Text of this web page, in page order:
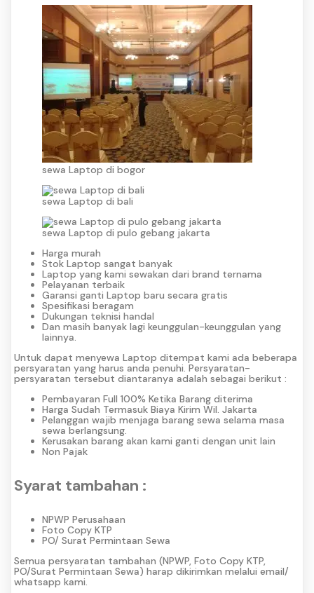
sewa Laptop di bogor
sewa Laptop di bali
sewa Laptop di pulo gebang jakarta
Harga murah
Stok Laptop sangat banyak
Laptop yang kami sewakan dari brand ternama
Pelayanan terbaik
Garansi ganti Laptop baru secara gratis
Spesifikasi beragam
Dukungan teknisi handal
Dan masih banyak lagi keunggulan-keunggulan yang
lainnya.
Untuk dapat menyewa Laptop ditempat kami ada beberapa
persyaratan yang harus anda penuhi. Persyaratan-
persyaratan tersebut diantaranya adalah sebagai berikut :
Pembayaran Full 100% Ketika Barang diterima
Harga Sudah Termasuk Biaya Kirim Wil. Jakarta
Pelanggan wajib menjaga barang sewa selama masa
sewa berlangsung.
Kerusakan barang akan kami ganti dengan unit lain
Non Pajak
Syarat tambahan :
NPWP Perusahaan
Foto Copy KTP
PO/ Surat Permintaan Sewa
Semua persyaratan tambahan (NPWP, Foto Copy KTP,
PO/Surat Permintaan Sewa) harap dikirimkan melalui email/
whatsapp kami.